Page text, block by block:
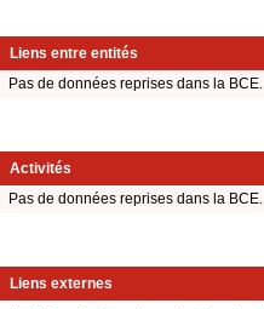
Liens entre entités
Pas de données reprises dans la BCE.
Activités
Pas de données reprises dans la BCE.
Liens externes